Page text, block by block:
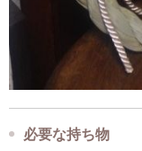
必要な持ち物